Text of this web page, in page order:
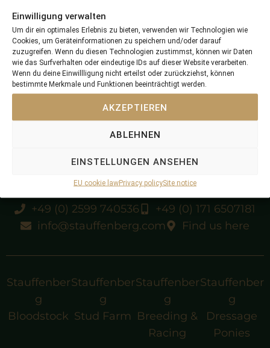
Einwilligung verwalten
Um dir ein optimales Erlebnis zu bieten, verwenden wir Technologien wie
Cookies, um Geräteinformationen zu speichern und/oder darauf
zuzugreifen. Wenn du diesen Technologien zustimmst, können wir Daten
wie das Surfverhalten oder eindeutige IDs auf dieser Website verarbeiten.
Wenn du deine Einwillligung nicht erteilst oder zurückziehst, können
bestimmte Merkmale und Funktionen beeinträchtigt werden.
AKZEPTIEREN
ABLEHNEN
EINSTELLUNGEN ANSEHEN
EU cookie lawPrivacy policySite notice
Queensberry
Queens Wild
(USA)
Bid
Wild
Applause
+49 (0) 2599 740536
+49 (0) 171 6507181
info@stauffenberg.com
Find us here
Stauffenber
g
Bloodstock
Stauffenber
g
Stud Farm
Stauffenber
g
Breeding &
Racing
Stauffenber
g
Dressage
Ponies